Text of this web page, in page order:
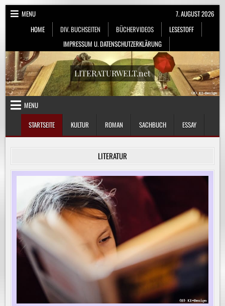
Skip
MENU
HOME
DIV. BUCHSEITEN BÜCHERVIDEOS
LESESTOFF
IMPRESSUM U. DATENSCHUTZERKLÄRUNG
7. AUGUST 2026
LITERATURWELT.net
MENU
STARTSEITE
KULTUR ROMAN SACHBUCH ESSAY
LITERATUR